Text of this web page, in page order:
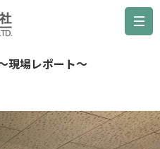
場レポート～